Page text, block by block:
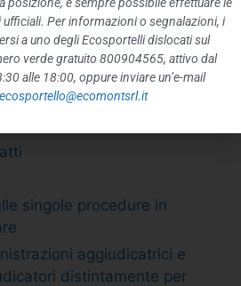
indirizzo politico
amministrativi
IMPRESE
CONTRATTI
singole procedure in
aggiudicatrici e
distintamente per
Per informazioni o segnalazioni, i
a uno degli Ecosportelli dislocati sul
verde gratuito 800904565, attivo dal
alle 18:00, oppure inviare un’e-mail
ecosportello@ecomontsrl.it